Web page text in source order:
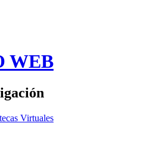
WEB
Virtuales